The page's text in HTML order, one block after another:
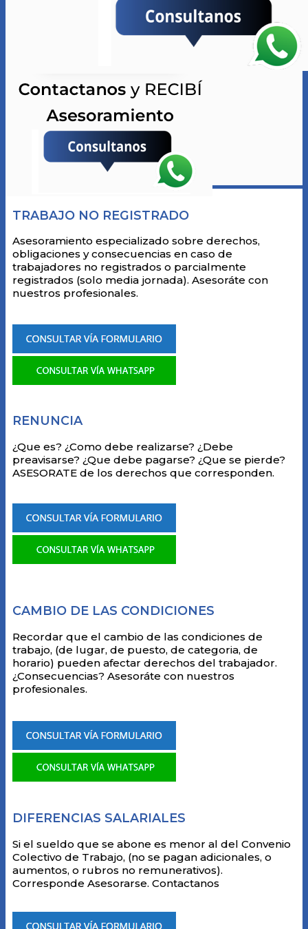
TRABAJO NO REGISTRADO
Asesoramiento especializado sobre derechos,
obligaciones y consecuencias en caso de
trabajadores no registrados o parcialmente
registrados (solo media jornada). Asesoráte con
nuestros profesionales.
RENUNCIA
¿Que es? ¿Como debe realizarse? ¿Debe
preavisarse? ¿Que debe pagarse? ¿Que se pierde?
ASESORATE de los derechos que corresponden.
CAMBIO DE LAS CONDICIONES
Recordar que el cambio de las condiciones de
trabajo, (de lugar, de puesto, de categoria, de
horario) pueden afectar derechos del trabajador.
¿Consecuencias? Asesoráte con nuestros
profesionales.
DIFERENCIAS SALARIALES
Si el sueldo que se abone es menor al del Convenio
Colectivo de Trabajo, (no se pagan adicionales, o
aumentos, o rubros no remunerativos).
Corresponde Asesorarse. Contactanos